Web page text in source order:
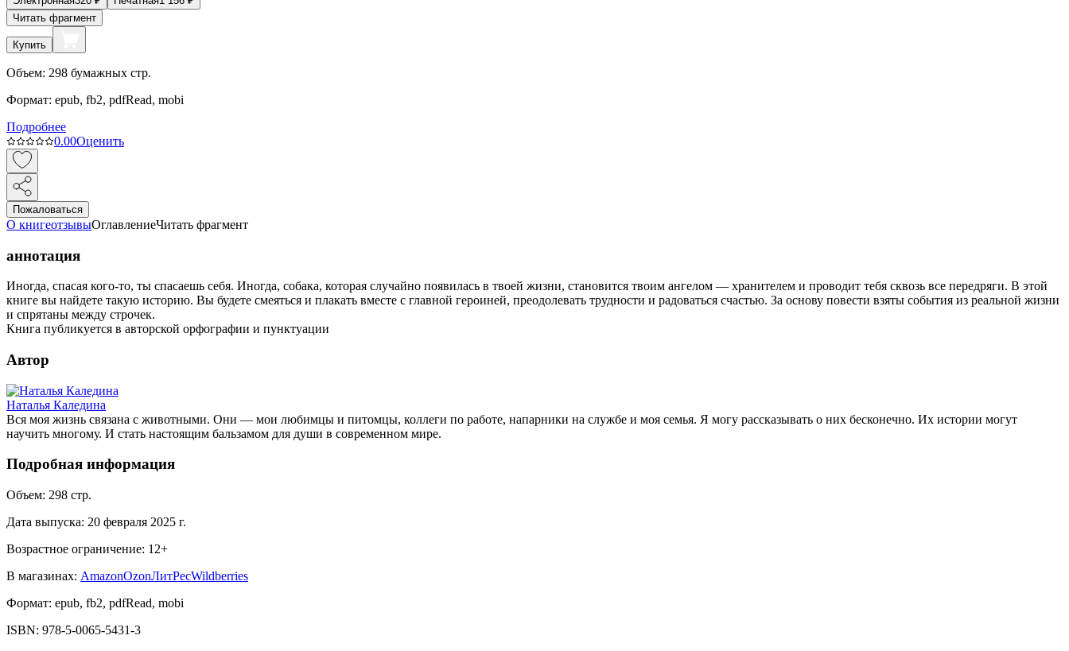
Читать фрагмент
Купить
Объем: 298 бумажных стр.
Формат: epub, fb2, pdfRead, mobi
Подробнее
0.00Оценить
Пожаловаться
О книгеотзывыОглавлениеЧитать фрагмент
аннотация
Иногда, спасая кого-то, ты спасаешь себя. Иногда, собака, которая случайно появилась в твоей жизни, становится твоим ангелом — хранителем и проводит тебя сквозь все передряги. В этой
книге вы найдете такую историю. Вы будете смеяться и плакать вместе с главной героиней, преодолевать трудности и радоваться счастью. За основу повести взяты события из реальной жизни
и спрятаны между строчек.
Книга публикуется в авторской орфографии и пунктуации
Автор
Наталья Каледина
Вся моя жизнь связана с животными. Они — мои любимцы и питомцы, коллеги по работе, напарники на службе и моя семья. Я могу рассказывать о них бесконечно. Их истории могут
научить многому. И стать настоящим бальзамом для души в современном мире.
Подробная информация
Объем: 298 стр.
Дата выпуска: 20 февраля 2025 г.
Возрастное ограничение: 12+
В магазинах: AmazonOzonЛитРесWildberries
Формат: epub, fb2, pdfRead, mobi
ISBN: 978-5-0065-5431-3